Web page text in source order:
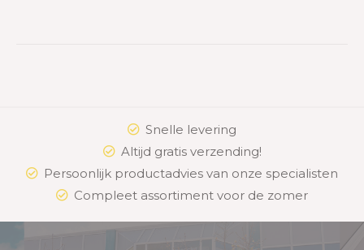
Snelle levering
Altijd gratis verzending!
Persoonlijk productadvies van onze specialisten
Compleet assortiment voor de zomer